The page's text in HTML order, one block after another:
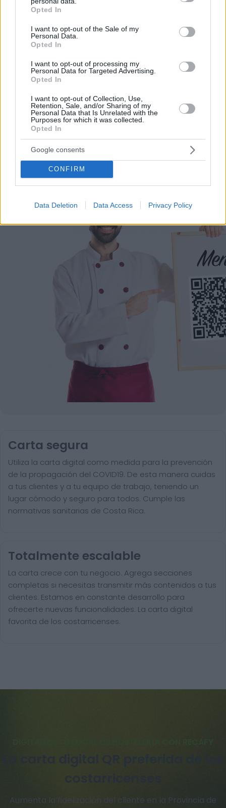
grant or deny consent to Google and its third-party tags to
use your data for below specified purposes in below Google
consent section.
Opted In
I want to opt-out of the Sale of my
Personal Data.
Opted In
I want to opt-out of processing my
Personal Data for Targeted Advertising.
Opted In
I want to opt-out of Collection, Use,
Retention, Sale, and/or Sharing of my
Personal Data that Is Unrelated with the
Purposes for which it was collected.
Opted In
Google consents
CONFIRM
Data Deletion Data Access Privacy Policy
negocio al 100%.
Por eso hemos diseñado un sistema capaz de
ayudar a tu negocio a adaptarse a las
circunstancias actuales que nuestro país está
viviendo. Contamos con una carta de servicios
trabajo en tu negocio o empresa para que
puedas ofrecer a tus clientes la seguridad y el
apoyo que merecen. Llega la transformación
digital para quedarse. Menú digital QR para el
sector gastronómico de Costa Rica con Recafy.
Carta segura
Utiliza la carta digital como medida para la prevención
de la propagación del COVID19. De esta manera cuidas
a tus clientes y a tu equipo de trabajo, teniendo un
lugar cómodo y seguro para todos. Cumple las
normativas sanitarias de Costa Rica.
Totalmente escalable
La carta crece con tu negocio. Agrega secciones
completas si necesitas transmitir más contenidos a tus
clientes. Estamos en constante desarrollo para
ofrecerte nuevas funcionalidades. La carta digital
favorita de los costarricenses.
Aumenta la fidelización del cliente en la Provincia de